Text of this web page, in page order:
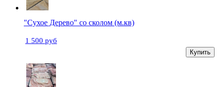
"Сухое Дерево" со сколом (м.кв)
1 500 руб
Купить